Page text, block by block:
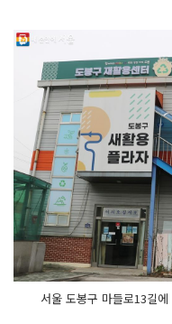
서울 도봉구 마들로13길